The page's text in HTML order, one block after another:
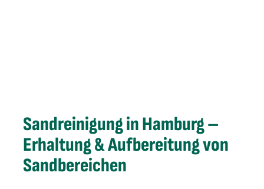
Sandreinigung in Hamburg –
Erhaltung & Aufbereitung von
Sandbereichen